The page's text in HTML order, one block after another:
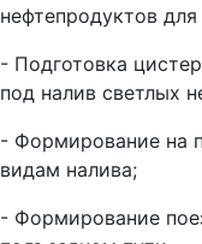
нефтепродуктов
- Подготовка
под налив светлых
- Формирование на
видам налива;
- Формирование